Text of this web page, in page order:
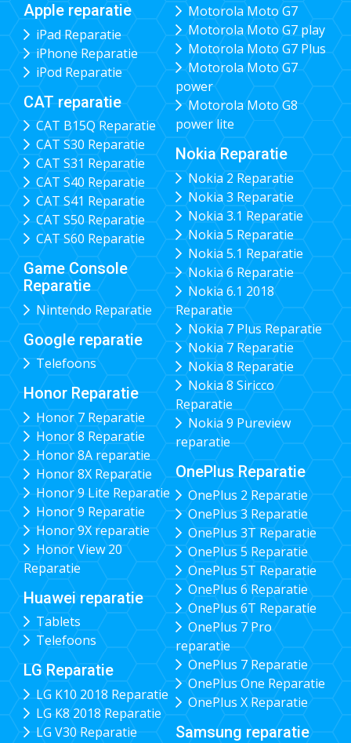
Apple reparatie
iPad Reparatie
iPhone Reparatie
iPod Reparatie
CAT reparatie
CAT B15Q Reparatie
CAT S30 Reparatie
CAT S31 Reparatie
CAT S40 Reparatie
CAT S41 Reparatie
CAT S50 Reparatie
CAT S60 Reparatie
Game Console
Reparatie
Nintendo Reparatie
Google reparatie
Telefoons
Honor Reparatie
Honor 7 Reparatie
Honor 8 Reparatie
Honor 8A reparatie
Honor 8X Reparatie
Honor 9 Lite Reparatie
Honor 9 Reparatie
Honor 9X reparatie
Honor View 20
Reparatie
Huawei reparatie
Tablets
Telefoons
LG Reparatie
LG K10 2018 Reparatie
LG K8 2018 Reparatie
LG V30 Reparatie
Motorola Moto G7
Motorola Moto G7 play
Motorola Moto G7 Plus
Motorola Moto G7
power
Motorola Moto G8
power lite
Nokia Reparatie
Nokia 2 Reparatie
Nokia 3 Reparatie
Nokia 3.1 Reparatie
Nokia 5 Reparatie
Nokia 5.1 Reparatie
Nokia 6 Reparatie
Nokia 6.1 2018
Reparatie
Nokia 7 Plus Reparatie
Nokia 7 Reparatie
Nokia 8 Reparatie
Nokia 8 Siricco
Reparatie
Nokia 9 Pureview
reparatie
OnePlus Reparatie
OnePlus 2 Reparatie
OnePlus 3 Reparatie
OnePlus 3T Reparatie
OnePlus 5 Reparatie
OnePlus 5T Reparatie
OnePlus 6 Reparatie
OnePlus 6T Reparatie
OnePlus 7 Pro
reparatie
OnePlus 7 Reparatie
OnePlus One Reparatie
OnePlus X Reparatie
Samsung reparatie